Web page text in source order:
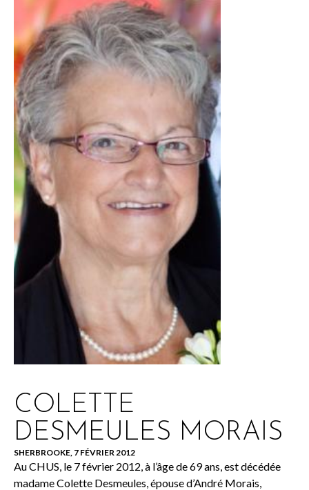
COLETTE
DESMEULES MORAIS
SHERBROOKE, 7 FÉVRIER 2012
Au CHUS, le 7 février 2012, à l’âge de 69 ans, est décédée
madame Colette Desmeules, épouse d’André Morais,